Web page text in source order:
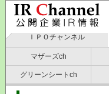
ＩＰＯチャンネル
マザーズch
グリーンシートch